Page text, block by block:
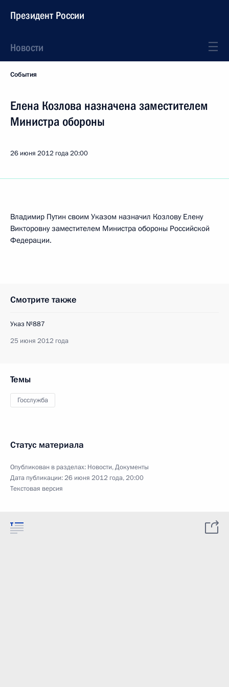
Президент России
Новости
События
Елена Козлова назначена заместителем
Министра обороны
26 июня 2012 года20:00
Владимир Путин своим Указом назначил Козлову Елену
Викторовну заместителем Министра обороны Российской
Федерации.
Смотрите также
Указ №887
25 июня 2012 года
Темы
Госслужба
Статус материала
Опубликован в разделах: Новости,Документы
Дата публикации:26 июня 2012 года, 20:00
Текстовая версия